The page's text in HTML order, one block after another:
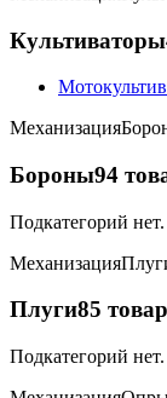
Культиваторы
Механизация
Бороны94
Подкатегорий нет.
Механизация
Плуги85
Подкатегорий нет.